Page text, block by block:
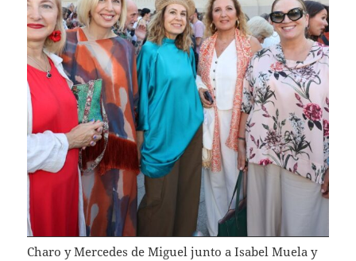
Charo y Mercedes de Miguel junto a Isabel Muela y